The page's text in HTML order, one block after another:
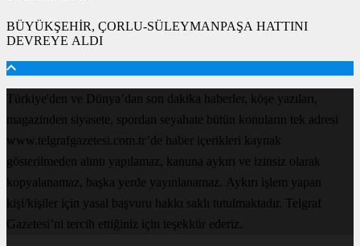
BÜYÜKŞEHİR, ÇORLU-SÜLEYMANPAŞA HATTINI
DEVREYE ALDI
Türkiye'den ve Dünya’dan son dakika haberler, köşe yazıları,
magazinden siyasete, spordan seyahate bütün konuların tek adresi
www.telgrafgazetesi.com.tr’de haber içerikleri kaynak
gösterilmeden alıntı yapılamaz, kanuna aykırı ve izinsiz olarak
kopyalanamaz, başka yerde yayınlanamaz. Aykırı işlem yapan
kişi/kişiler için yasal başvuru hakkı saklı tutulmaktadır. Telgraf
Gazetesi’ni tercih ettiğiniz için teşekkür ederiz.